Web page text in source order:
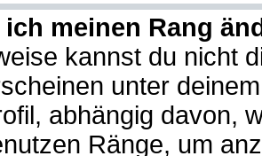
ich meinen Rang
kannst du nicht
unter
abhängig davon,
Ränge, um